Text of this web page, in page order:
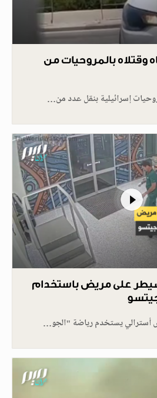
وقتلاه بالمروحيات من
إسرائيلية بنقل عدد من…
على مريض باستخدام
أسترالي يستخدم رياضة "الجو…